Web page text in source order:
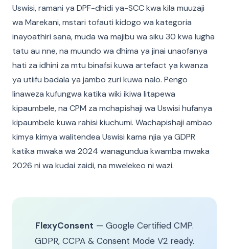
Uswisi, ramani ya DPF-dhidi ya-SCC kwa kila muuzaji
wa Marekani, mstari tofauti kidogo wa kategoria
inayoathiri sana, muda wa majibu wa siku 30 kwa lugha
tatu au nne, na muundo wa dhima ya jinai unaofanya
hati za idhini za mtu binafsi kuwa artefact ya kwanza
ya utiifu badala ya jambo zuri kuwa nalo. Pengo
linaweza kufungwa katika wiki ikiwa litapewa
kipaumbele, na CPM za mchapishaji wa Uswisi hufanya
kipaumbele kuwa rahisi kiuchumi. Wachapishaji ambao
kimya kimya walitendea Uswisi kama njia ya GDPR
katika mwaka wa 2024 wanagundua kwamba mwaka
2026 ni wa kudai zaidi, na mwelekeo ni wazi.
FlexyConsent — Google Certified CMP.
GDPR, CCPA & Consent Mode V2 ready.